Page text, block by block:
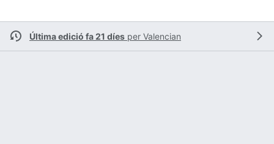
Última edició fa 21 díes per Valencian